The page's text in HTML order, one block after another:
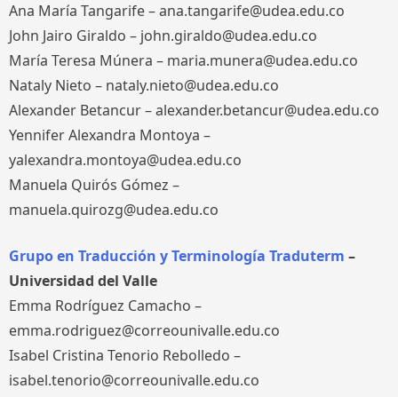
Ana María Tangarife – ana.tangarife@udea.edu.co
John Jairo Giraldo – john.giraldo@udea.edu.co
María Teresa Múnera – maria.munera@udea.edu.co
Nataly Nieto – nataly.nieto@udea.edu.co
Alexander Betancur – alexander.betancur@udea.edu.co
Yennifer Alexandra Montoya –
yalexandra.montoya@udea.edu.co
Manuela Quirós Gómez –
manuela.quirozg@udea.edu.co
Grupo en Traducción y Terminología Traduterm –
Universidad del Valle
Emma Rodríguez Camacho –
emma.rodriguez@correounivalle.edu.co
Isabel Cristina Tenorio Rebolledo –
isabel.tenorio@correounivalle.edu.co